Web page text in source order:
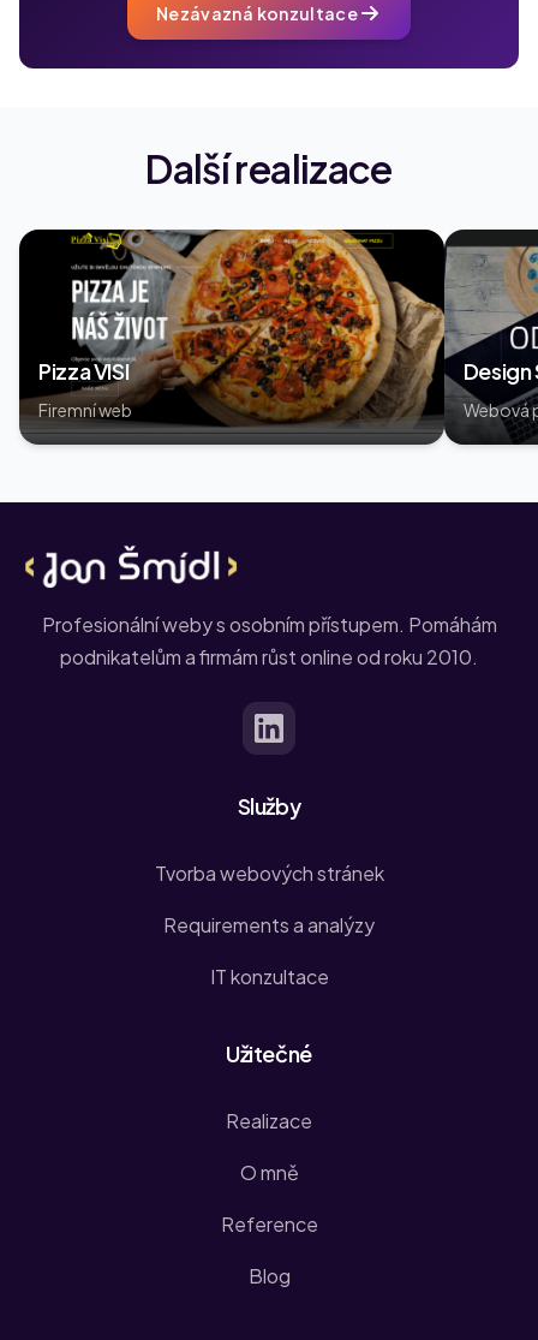
Nezávazná konzultace
Další realizace
Pizza VISI
Firemní web Webová
Profesionální weby s osobním přístupem. Pomáhám
podnikatelům a firmám růst online od roku 2010.
Služby
Tvorba webových stránek
Requirements a analýzy
IT konzultace
Užitečné
Realizace
O mně
Reference
Blog